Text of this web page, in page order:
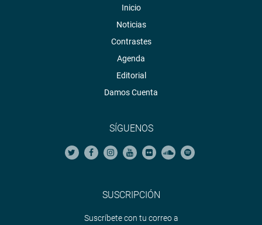
Inicio
Noticias
Contrastes
Agenda
Editorial
Damos Cuenta
SÍGUENOS
SUSCRIPCIÓN
Suscríbete con tu correo a